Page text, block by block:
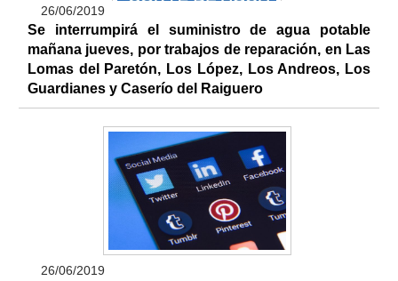
26/06/2019
Se interrumpirá el suministro de agua potable
mañana jueves, por trabajos de reparación, en Las
Lomas del Paretón, Los López, Los Andreos, Los
Guardianes y Caserío del Raiguero
26/06/2019